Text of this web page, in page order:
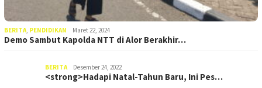
BERITA PENDIDIKAN Maret 22, 2024
Demo Sambut Kapolda NTT di Alor Berakhir…
BERITA Desember 24, 2022
<strong>Hadapi Natal-Tahun Baru, Ini Pes…